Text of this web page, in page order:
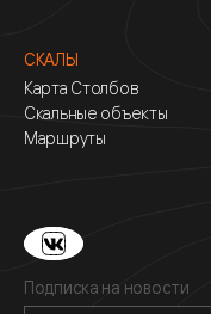
СКАЛЫ
Карта Столбов
Скальные объекты
Маршруты
Подписка на новости